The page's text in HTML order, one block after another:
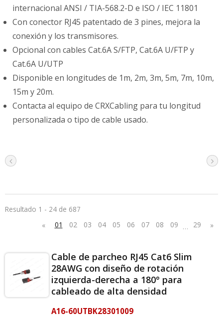
internacional ANSI / TIA-568.2-D e ISO / IEC 11801
Con conector RJ45 patentado de 3 pines, mejora la
conexión y los transmisores.
Opcional con cables Cat.6A S/FTP, Cat.6A U/FTP y
Cat.6A U/UTP
Disponible en longitudes de 1m, 2m, 3m, 5m, 7m, 10m,
15m y 20m.
Contacta al equipo de CRXCabling para tu longitud
personalizada o tipo de cable usado.
Resultado 1 - 24 de 687
«
01 02 03 04 05 06 07 08 09 … 29 »
Cable de parcheo RJ45 Cat6 Slim
28AWG con diseño de rotación
izquierda-derecha a 180° para
cableado de alta densidad
A16-60UTBK28301009